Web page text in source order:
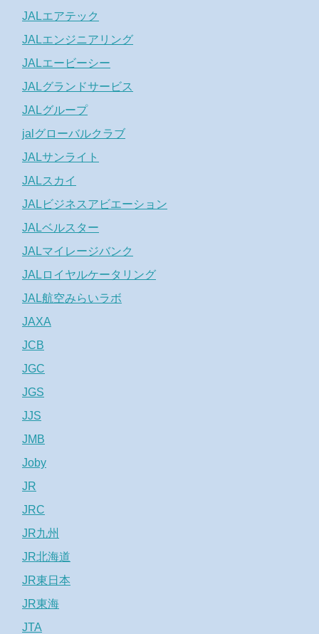
JALエアテック
JALエンジニアリング
JALエービーシー
JALグランドサービス
JALグループ
jalグローバルクラブ
JALサンライト
JALスカイ
JALビジネスアビエーション
JALベルスター
JALマイレージバンク
JALロイヤルケータリング
JAL航空みらいラボ
JAXA
JCB
JGC
JGS
JJS
JMB
Joby
JR
JRC
JR九州
JR北海道
JR東日本
JR東海
JTA